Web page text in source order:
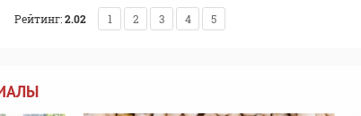
Рейтинг:2.02 1 2 3 4 5